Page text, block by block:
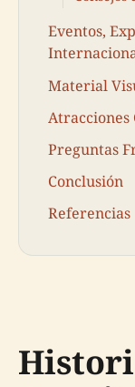
Eventos,
Material
Atracciones
Preguntas
Conclusión
Referencias